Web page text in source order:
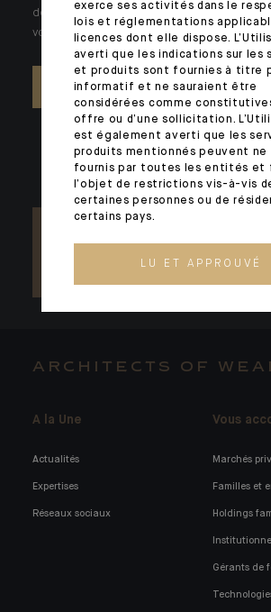
des problématiques singulières. Jour après
votre écoute.
NOUS
ARCHITECTS OF
A la Une
Actualités
Expertises
Réseaux sociaux
Vous
Marchés
Familles et
Holdings
Gérants de
exerce ses activités dans le
lois et réglementations
licences dont elle dispose.
averti que les indications sur les
et produits sont fournies à titre
informatif et ne sauraient être
considérées comme constitutives
offre ou d’une sollicitation.
est également averti que les
produits mentionnés peuvent ne
fournis par toutes les entités et
l’objet de restrictions vis-à-vis
certaines personnes ou de
certains pays.
LU ET APPROUVÉ